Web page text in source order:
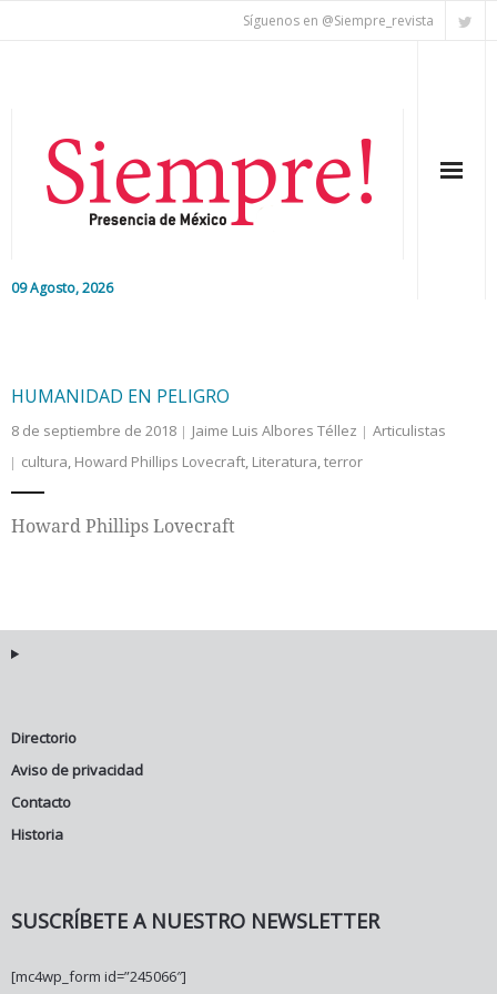
Síguenos en @Siempre_revista
09 Agosto, 2026
Nacional
Internacional
HUMANIDAD EN PELIGRO
8 de septiembre de 2018 Jaime Luis Albores Téllez
Articulistas
cultura, Howard Phillips Lovecraft, Literatura,terror
Howard Phillips Lovecraft
Directorio
Aviso de privacidad
Contacto
Historia
SUSCRÍBETE A NUESTRO NEWSLETTER
[mc4wp_form id=”245066″]